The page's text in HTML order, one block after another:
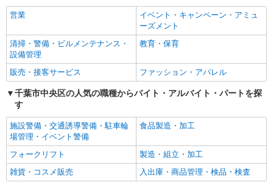
イサービスSTAFF
時給1550円〜2312円 ＜交通費全支給(ガソリ
ン代含む)＞
キープ 詳細を見る
派遣社員
株式会社トラストグロース 新宿本社 第1営業部
有料老人ホームでの介護士
時給：1200円〜1300円 ※資格や経験などに
よる
千葉県千葉市中央区
入社日応相談
履歴書不要
職場見学OKまたは説明会あり
未経験歓迎
経験者・有資格者歓迎
新卒・第二新卒歓迎
主婦・主夫歓迎
フリーター歓迎
学歴不問
ブランクOK
ミドル（40代～）活躍中
シニア（60代～）活躍中
昇給あり
週払い
週2～3日勤務OK
10時～勤務OK
16時前退社OK
時間や曜日が選べる・シフト自由
深夜
営業
イベント・キャンペーン・アミュ
ーズメント
清掃・警備・ビルメンテナンス・
設備管理
教育・保育
販売・接客サービス ファッション・アパレル
千葉市中央区の人気の職種からバイト・アルバイト・パートを探
す
施設警備・交通誘導警備・駐車輪
場管理・イベント警備
食品製造・加工
フォークリフト
製造・組立・加工
雑貨・コスメ販売
入出庫・商品管理・検品・検査